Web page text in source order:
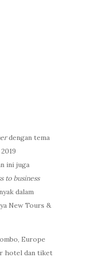
dengan tema
ini juga
to business
dalam
New Tours &
Europe
hotel dan tiket